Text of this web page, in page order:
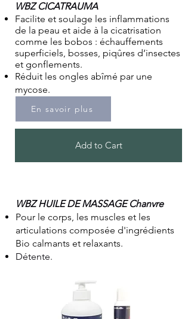
WBZ CICATRAUMA
Facilite et soulage les inflammations
de la peau et aide à la cicatrisation
comme les bobos : échauffements
superficiels, bosses, piqûres d’insectes
et gonflements.
Réduit les ongles abîmé par une
mycose.
En savoir plus
Add to Cart
WBZ HUILE DE MASSAGE Chanvre​
Pour le corps, les muscles et les
articulations composée d'ingrédients
Bio calmants et relaxants.
Détente.